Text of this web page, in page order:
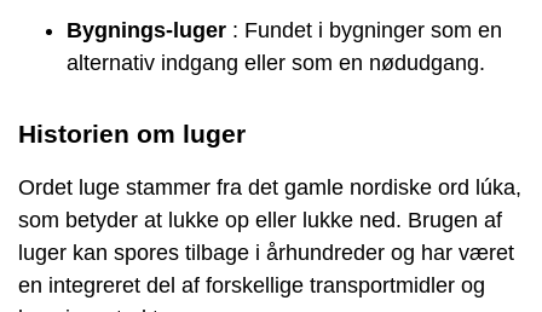
Bygnings-luger : Fundet i bygninger som en
alternativ indgang eller som en nødudgang.
Historien om luger
Ordet luge stammer fra det gamle nordiske ord lúka,
som betyder at lukke op eller lukke ned. Brugen af
luger kan spores tilbage i århundreder og har været
en integreret del af forskellige transportmidler og